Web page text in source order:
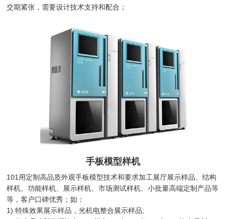
交期紧张，需要设计技术支持和配合；
手板模型样机
101用定制高品质外观手板模型技术和要求加工展厅展示样品、结构
样机、功能样机、展示样机、市场测试样机、小批量高端定制产品等
等，客户口碑优秀；如：
1).特殊效果展示样品，光机电整合展示样品;